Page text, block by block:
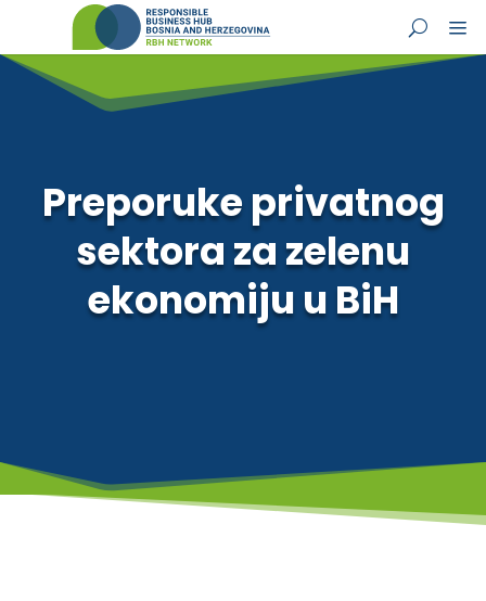
Preporuke privatnog
sektora za zelenu
ekonomiju u BiH